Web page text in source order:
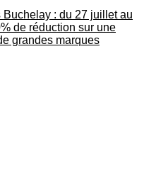
: du 27 juillet au
de réduction sur une
grandes marques